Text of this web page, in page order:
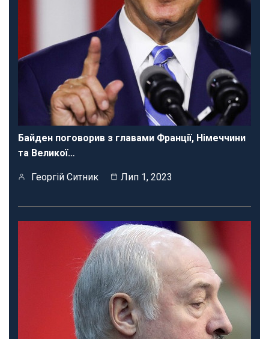
Байден поговорив з главами Франції, Німеччини
та Великої…
Георгій Ситник Лип 1, 2023